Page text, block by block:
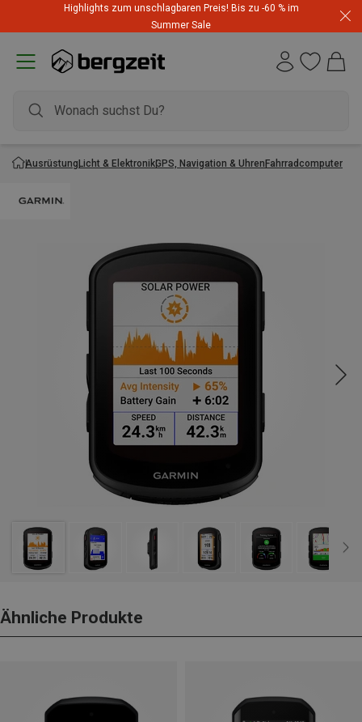
Highlights zum unschlagbaren Preis! Bis zu -60 % im
Summer Sale
AusrüstungLicht & ElektronikGPS, Navigation & UhrenFahrradcomputer
Ähnliche Produkte